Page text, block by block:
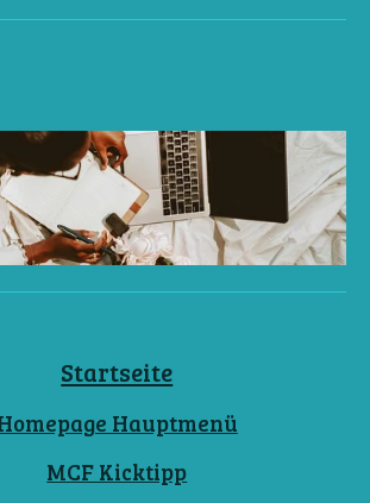
Startseite
Hauptmenü
MCF Kicktipp